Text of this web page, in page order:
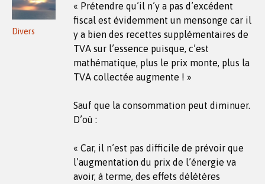
Divers
« Prétendre qu’il n’y a pas d’excédent
fiscal est évidemment un mensonge car il
y a bien des recettes supplémentaires de
TVA sur l’essence puisque, c’est
mathématique, plus le prix monte, plus la
TVA collectée augmente ! »
Sauf que la consommation peut diminuer.
D’où :
« Car, il n’est pas difficile de prévoir que
l’augmentation du prix de l’énergie va
avoir, à terme, des effets délétères